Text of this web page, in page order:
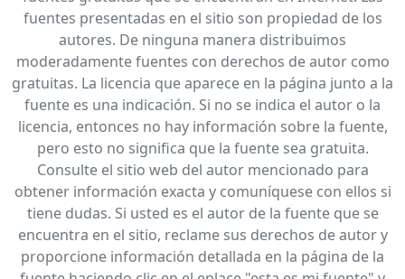
fuentes presentadas en el sitio son propiedad de los
autores. De ninguna manera distribuimos
moderadamente fuentes con derechos de autor como
gratuitas. La licencia que aparece en la página junto a la
fuente es una indicación. Si no se indica el autor o la
licencia, entonces no hay información sobre la fuente,
pero esto no significa que la fuente sea gratuita.
Consulte el sitio web del autor mencionado para
obtener información exacta y comuníquese con ellos si
tiene dudas. Si usted es el autor de la fuente que se
encuentra en el sitio, reclame sus derechos de autor y
proporcione información detallada en la página de la